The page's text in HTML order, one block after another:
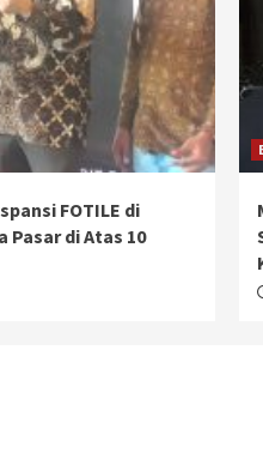
FOTILE di
Pasar di Atas 10